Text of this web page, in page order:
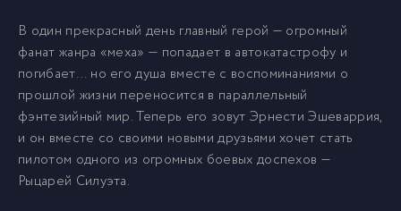
В один прекрасный день главный герой — огромный
фанат жанра «меха» — попадает в автокатастрофу и
погибает… но его душа вместе с воспоминаниями о
прошлой жизни переносится в параллельный
фэнтезийный мир. Теперь его зовут Эрнести Эшеваррия,
и он вместе со своими новыми друзьями хочет стать
пилотом одного из огромных боевых доспехов —
Рыцарей Силуэта.